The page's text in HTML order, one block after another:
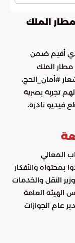
الملك
أقيم ضمن
مطار الملك
#أمان_الحج،
تجربة بصرية
فيديو نادرة،
المعالي
بمحتواه والأفكار
النقل والخدمات
الهيئة العامة
عام الجوازات